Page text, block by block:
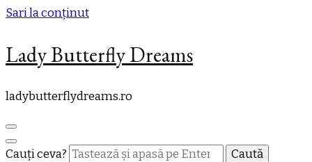
Sari la conținut
Lady Butterfly Dreams
ladybutterflydreams.ro
Cauți ceva?